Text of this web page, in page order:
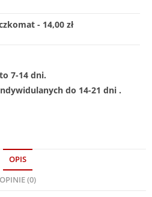
- 14,00 zł
7-14 dni.
do 14-21 dni .
OPIS
OPINIE (0)